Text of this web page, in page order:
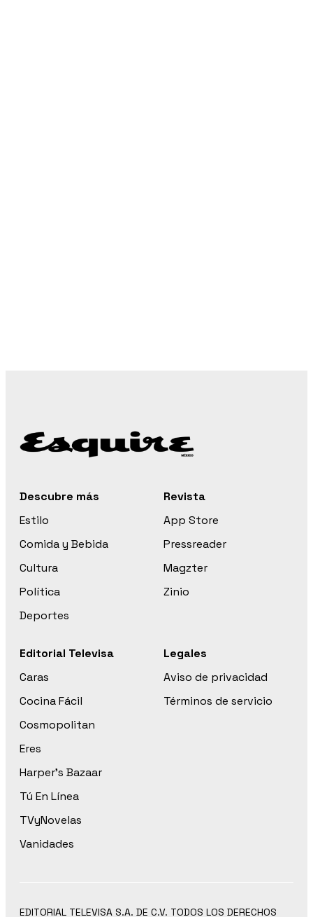
Descubre más
Estilo
Comida y Bebida
Cultura
Política
Deportes
Revista
App Store
Pressreader
Magzter
Zinio
Editorial Televisa
Caras
Cocina Fácil
Cosmopolitan
Eres
Harper’s Bazaar
Tú En Línea
TVyNovelas
Vanidades
Legales
Aviso de privacidad
Términos de servicio
EDITORIAL TELEVISA S.A. DE C.V. TODOS LOS DERECHOS